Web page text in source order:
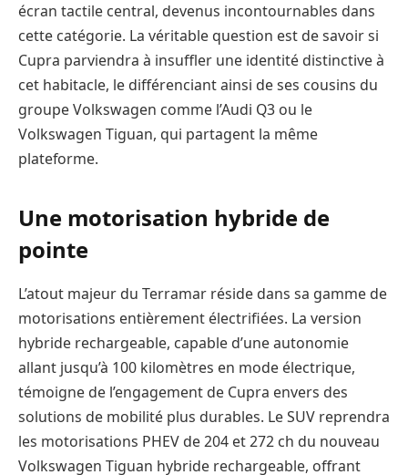
écran tactile central, devenus incontournables dans
cette catégorie. La véritable question est de savoir si
Cupra parviendra à insuffler une identité distinctive à
cet habitacle, le différenciant ainsi de ses cousins du
groupe Volkswagen comme l’Audi Q3 ou le
Volkswagen Tiguan, qui partagent la même
plateforme.
Une motorisation hybride de
pointe
L’atout majeur du Terramar réside dans sa gamme de
motorisations entièrement électrifiées. La version
hybride rechargeable, capable d’une autonomie
allant jusqu’à 100 kilomètres en mode électrique,
témoigne de l’engagement de Cupra envers des
solutions de mobilité plus durables. Le SUV reprendra
les motorisations PHEV de 204 et 272 ch du nouveau
Volkswagen Tiguan hybride rechargeable, offrant